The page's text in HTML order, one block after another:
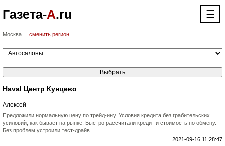
Газета-А.ru ☰
Москва сменить регион
Haval Центр Кунцево
Алексей
Предложили нормальную цену по трейд-ину. Условия кредита без грабительских
усиловий, как бывает на рынке. Быстро рассчитали кредит и стоимость по обмену.
Без проблем устроили тест-драйв.
2021-09-16 11:28:47